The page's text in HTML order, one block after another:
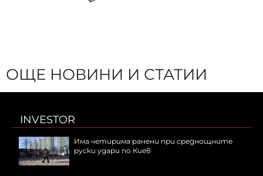
ОЩЕ НОВИНИ И СТАТИИ
INVESTOR
Има четирима ранени при среднощните
руски удари по Киев